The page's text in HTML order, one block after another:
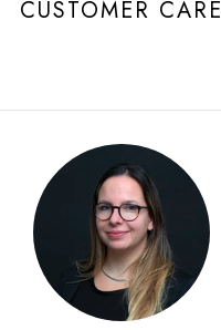
CUSTOMER CARE
Delacombaz Mégane
CUSTOMER CARE GLASSMANIA
Sierre
Phone:
+41 27 451 25 40